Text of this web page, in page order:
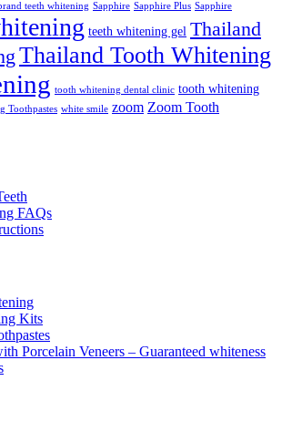
teeth whitening Sapphire Sapphire Plus Sapphire
teeth whitening gel Thailand
Thailand Tooth Whitening
tooth whitening dental clinic tooth whitening
Toothpastes white smile zoom Zoom Tooth
FAQs
Kits
Porcelain Veneers – Guaranteed whiteness